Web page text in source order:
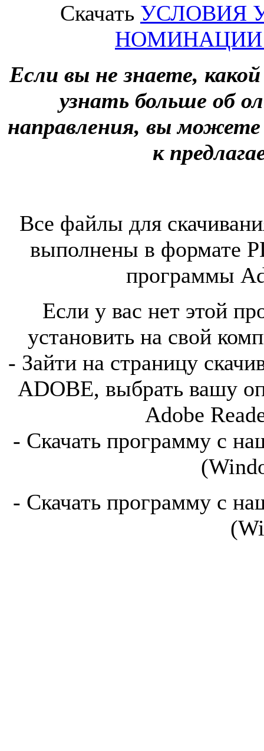
Скачать УСЛОВИЯ
НОМИНАЦИИ
Если вы не знаете,
узнать больше об
направления, вы можете
к
Все файлы для
выполнены в формате
программы
Если у вас нет этой
установить на свой
- Зайти на страницу
ADOBE, выбрать вашу
Adobe
- Скачать программу с
- Скачать программу с